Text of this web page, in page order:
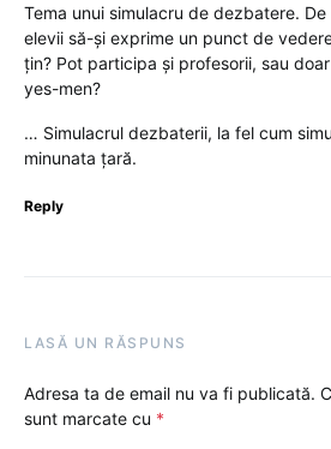
Tema unui simulacru de dezbatere.
elevii să-și exprime un punct de
țin? Pot participa și profesorii, sau
yes-men?
… Simulacrul dezbaterii, la fel cum
minunata țară.
Reply
LASĂ UN RĂSPUNS
Adresa ta de email nu va fi publicată.
sunt marcate cu *